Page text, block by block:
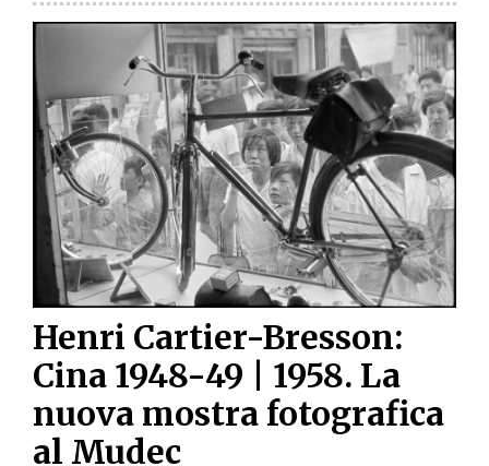
Henri Cartier-Bresson:
Cina 1948-49 | 1958. La
nuova mostra fotografica
al Mudec